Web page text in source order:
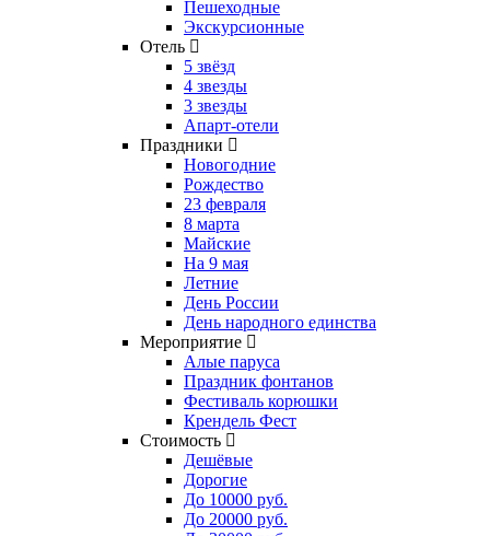
Пешеходные
Экскурсионные
Отель
5 звёзд
4 звезды
3 звезды
Апарт-отели
Праздники
Новогодние
Рождество
23 февраля
8 марта
Майские
На 9 мая
Летние
День России
День народного единства
Мероприятие
Алые паруса
Праздник фонтанов
Фестиваль корюшки
Крендель Фест
Стоимость
Дешёвые
Дорогие
До 10000 руб.
До 20000 руб.